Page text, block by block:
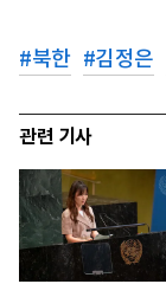
#북한 #김정은
관련 기사